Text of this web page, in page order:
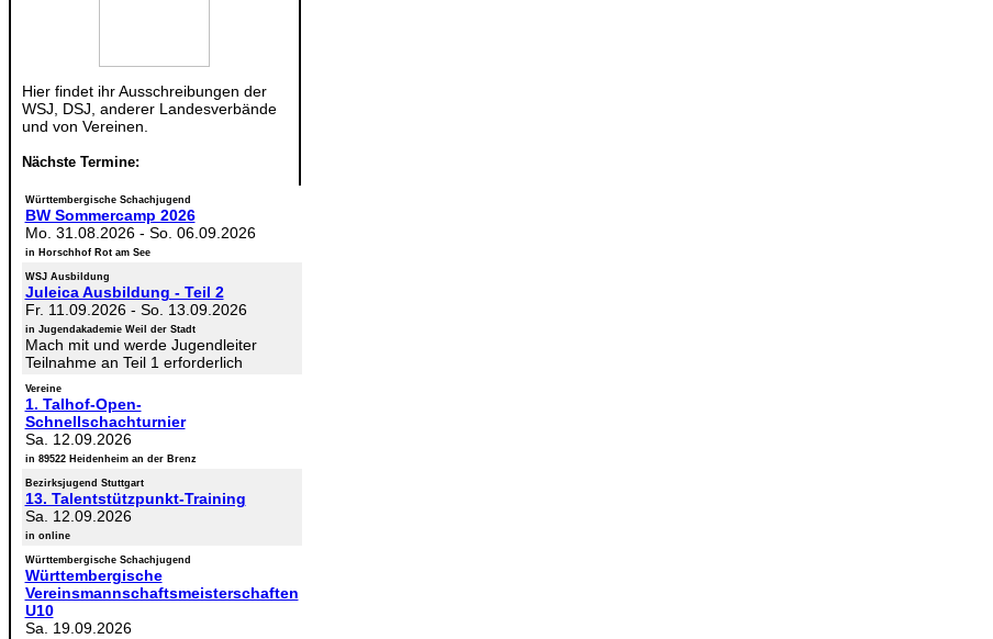
Hier findet ihr Ausschreibungen der
WSJ, DSJ, anderer Landesverbände
und von Vereinen.
Nächste Termine:
Württembergische Schachjugend
BW Sommercamp 2026
Mo. 31.08.2026- So. 06.09.2026
in Horschhof Rot am See
WSJ Ausbildung
Juleica Ausbildung - Teil 2
Fr. 11.09.2026- So. 13.09.2026
in Jugendakademie Weil der Stadt
Mach mit und werde Jugendleiter
Teilnahme an Teil 1 erforderlich
Vereine
1. Talhof-Open-
Schnellschachturnier
Sa. 12.09.2026
in 89522 Heidenheim an der Brenz
Bezirksjugend Stuttgart
13. Talentstützpunkt-Training
Sa. 12.09.2026
in online
Württembergische Schachjugend
Württembergische
Vereinsmannschaftsmeisterschaften
U10
Sa. 19.09.2026